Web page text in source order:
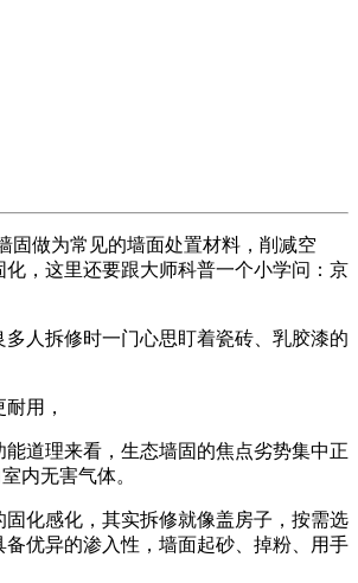
做为常见的墙面处置材料，削减空
，这里还要跟大师科普一个小学问：京
人拆修时一门心思盯着瓷砖、乳胶漆的
用，
道理来看，生态墙固的焦点劣势集中正
内无害气体。
化感化，其实拆修就像盖房子，按需选
优异的渗入性，墙面起砂、掉粉、用手